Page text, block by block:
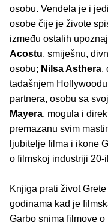
osobu. Vendela je i
osobe čije je živote
između ostalih
Acostu, smiješnu,
osobu; Nilsa Asthera,
tadašnjem
partnera, osobu sa
Mayera, mogula i
premazanu svim
ljubitelje filma i ikone
o filmskoj industriji 20-
Knjiga prati život
godinama kad je
Garbo snima filmove